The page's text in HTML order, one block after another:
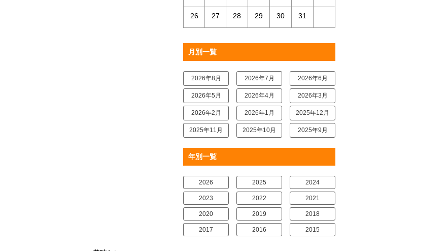
26 27 28 29 30 31
月別一覧
2026年8月 2026年7月 2026年6月
2026年5月 2026年4月 2026年3月
2026年2月 2026年1月 2025年12月
2025年11月 2025年10月 2025年9月
年別一覧
2026 2025 2024
2023 2022 2021
2020 2019 2018
2017 2016 2015